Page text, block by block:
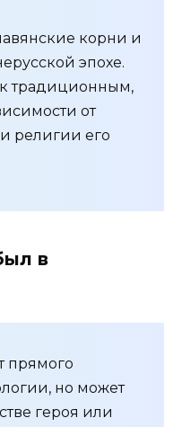
корни и
эпохе.
традиционным,
от
религии его
в
прямого
но может
героя или